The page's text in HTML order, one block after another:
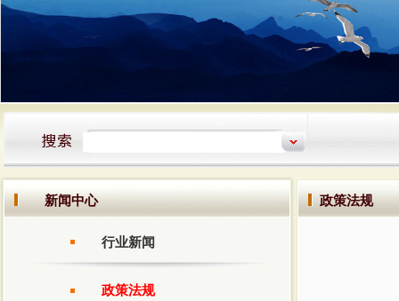
新闻中心
行业新闻
政策法规
政策法规